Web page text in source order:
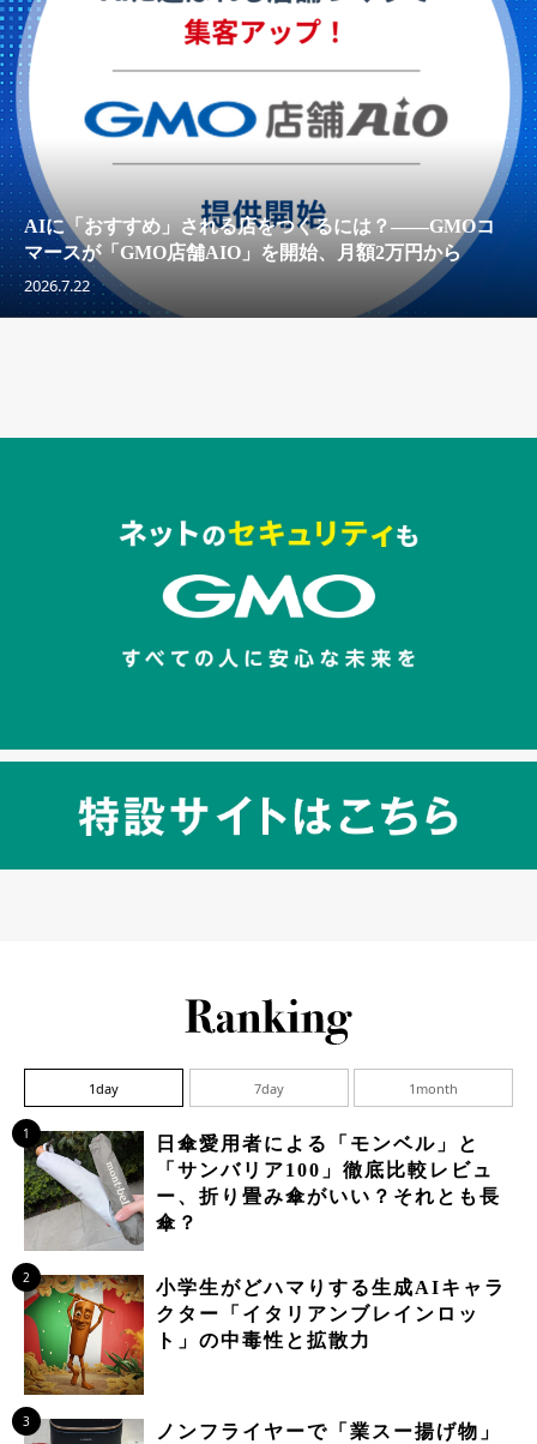
AIに「おすすめ」される店をつくるには？——GMOコ
マースが「GMO店舗AIO」を開始、月額2万円から
2026.7.22
セキュリティキャンペーンでのバナー
1day 7day 1month
1
日傘愛用者による「モンベル」と
「サンバリア100」徹底比較レビュ
ー、折り畳み傘がいい？それとも長
傘？
2
小学生がどハマりする生成AIキャラ
クター「イタリアンブレインロッ
ト」の中毒性と拡散力
3
ノンフライヤーで「業スー揚げ物」